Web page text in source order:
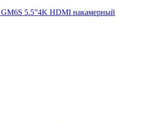
5.5”4K HDMI накамерный